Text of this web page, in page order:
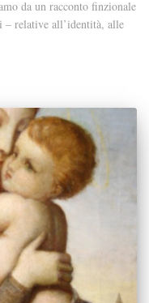
da un racconto finzionale
– relative all’identità, alle